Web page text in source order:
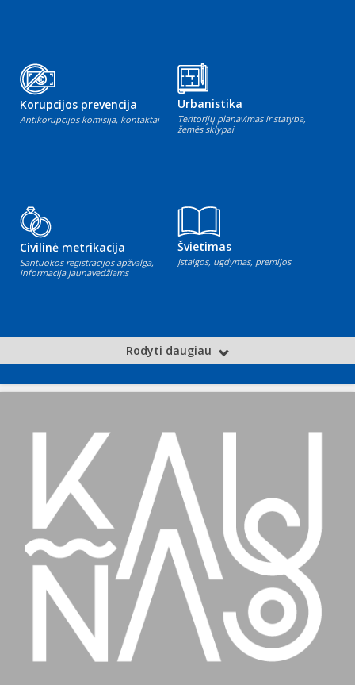
Korupcijos prevencija
Antikorupcijos komisija, kontaktai
Urbanistika
Teritorijų planavimas ir statyba,
žemės sklypai
Civilinė metrikacija
Santuokos registracijos apžvalga,
informacija jaunavedžiams
Švietimas
Įstaigos, ugdymas, premijos
Rodyti daugiau